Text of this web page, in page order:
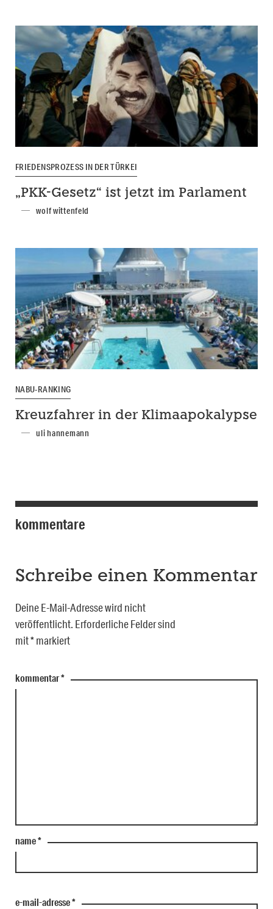
FRIEDENSPROZESS IN DER TÜRKEI
„PKK-Gesetz“ ist jetzt im Parlament
wolf wittenfeld
NABU-RANKING
Kreuzfahrer in der Klimaapokalypse
uli hannemann
kommentare
Schreibe einen Kommentar
Deine E-Mail-Adresse wird nicht
veröffentlicht. Erforderliche Felder sind
mit*markiert
kommentar*
name*
e-mail-adresse*